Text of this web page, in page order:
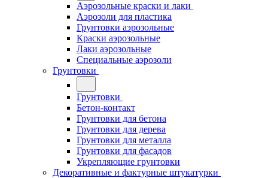
Аэрозольные краски и лаки
Аэрозоли для пластика
Грунтовки аэрозольные
Краски аэрозольные
Лаки аэрозольные
Специальные аэрозоли
Грунтовки
Грунтовки
Бетон-контакт
Грунтовки для бетона
Грунтовки для дерева
Грунтовки для металла
Грунтовки для фасадов
Укрепляющие грунтовки
Декоративные и фактурные штукатурки